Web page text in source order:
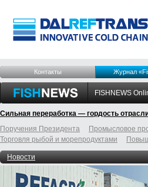
Контакты Журнал
FISHNEWS
Сильная переработка — гордость
Поручения Президента
Промысловое
Торговля рыбой и морепродуктами
Новости